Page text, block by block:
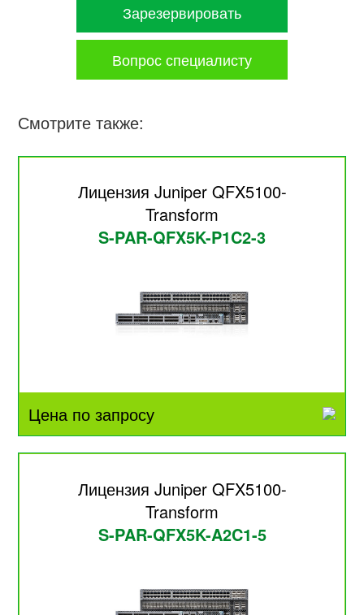
Зарезервировать
Вопрос специалисту
Смотрите также:
Лицензия Juniper QFX5100-
Transform
S-PAR-QFX5K-P1C2-3
Цена по запросу
Лицензия Juniper QFX5100-
Transform
S-PAR-QFX5K-A2C1-5